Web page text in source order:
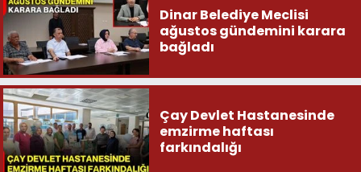
Dinar Belediye Meclisi
ağustos gündemini karara
bağladı
Çay Devlet Hastanesinde
emzirme haftası
farkındalığı